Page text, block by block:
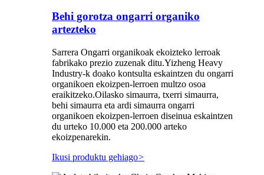
Behi gorotza ongarri organiko
artezteko
Sarrera Ongarri organikoak ekoizteko lerroak
fabrikako prezio zuzenak ditu.Yizheng Heavy
Industry-k doako kontsulta eskaintzen du ongarri
organikoen ekoizpen-lerroen multzo osoa
eraikitzeko.Oilasko simaurra, txerri simaurra,
behi simaurra eta ardi simaurra ongarri
organikoen ekoizpen-lerroen diseinua eskaintzen
du urteko 10.000 eta 200.000 arteko
ekoizpenarekin.
Ikusi produktu gehiago>